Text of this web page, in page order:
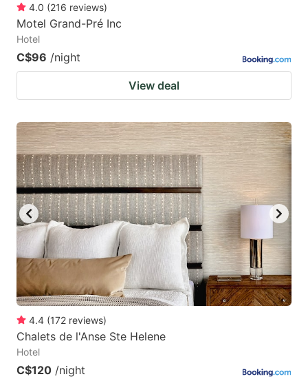
4.0 (216 reviews)
Motel Grand-Pré Inc
Hotel
C$96 /night
View deal
4.4 (172 reviews)
Chalets de l'Anse Ste Helene
Hotel
C$120 /night